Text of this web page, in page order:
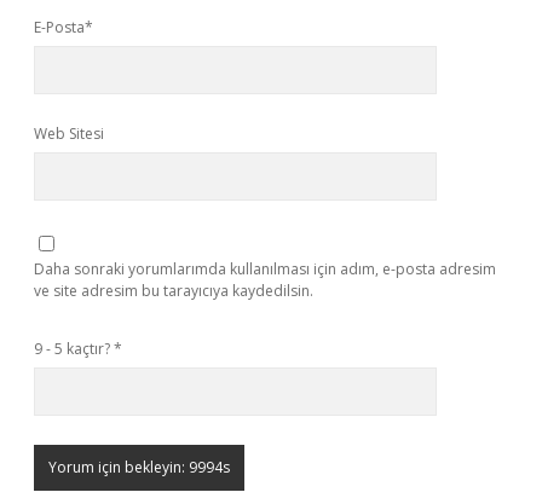
E-Posta*
Web Sitesi
Daha sonraki yorumlarımda kullanılması için adım, e-posta adresim
ve site adresim bu tarayıcıya kaydedilsin.
9 - 5 kaçtır?*